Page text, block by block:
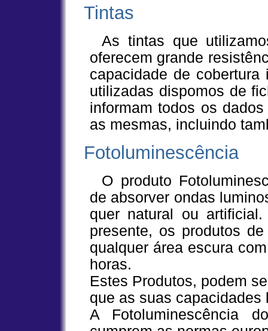
Tintas
As tintas que utilizamos, são de grande qualidade, que
oferecem grande
capacidade de
utilizadas dispomos de
informam todos os
as mesmas, incluindo
Fotoluminescência
O produto Fotoluminescente, tem a capacidade contínua
de absorver ondas
quer natural ou
presente, os produtos
qualquer área escura
horas.
Estes Produtos, podem
que as suas
A Fotoluminescência